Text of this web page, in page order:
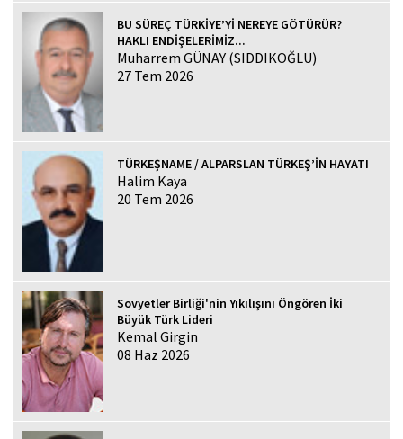
BU SÜREÇ TÜRKİYE’Yİ NEREYE GÖTÜRÜR?
HAKLI ENDİŞELERİMİZ...
Muharrem GÜNAY (SIDDIKOĞLU)
27 Tem 2026
TÜRKEŞNAME / ALPARSLAN TÜRKEŞ’İN HAYATI
Halim Kaya
20 Tem 2026
Sovyetler Birliği'nin Yıkılışını Öngören İki
Büyük Türk Lideri
Kemal Girgin
08 Haz 2026